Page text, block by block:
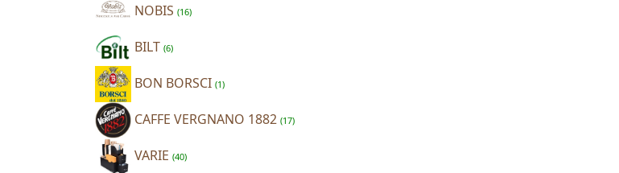
NOBIS (16)
BILT (6)
BON BORSCI (1)
CAFFE VERGNANO 1882 (17)
VARIE (40)